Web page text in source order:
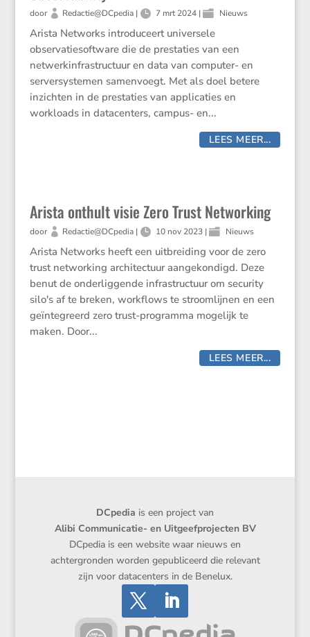
door Redactie@DCpedia| 7 mrt 2024 | Nieuws
Arista Networks introduceert universele
observatiesoftware die de prestaties van een
netwerkinfrastructuur en data van computer- en
serversystemen samenvoegt. Met als doel betere
inzichten in de prestaties van applicaties en
workloads in datacenters, campus- en...
LEES MEER...
Arista onthult visie Zero Trust Networking
door Redactie@DCpedia| 10 nov 2023 | Nieuws
Arista Networks heeft een uitbreiding voor de zero
trust networking architectuur aangekondigd. Deze
benut de onderliggende infrastructuur om security
silo's af te breken, workflows te stroomlijnen en een
geïntegreerd zero trust-programma mogelijk te
maken. Door...
LEES MEER...
DCpedia is een project van
Alibi Communicatie- en Uitgeefprojecten BV
DCpedia is een website waar nieuws en
achtergronden worden gepubliceerd die relevant
zijn voor datacenters in de Benelux.